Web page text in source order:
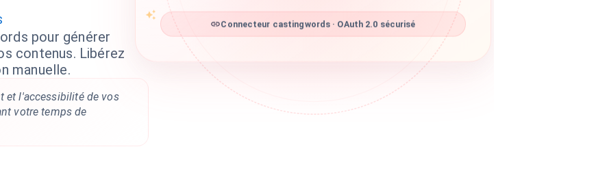
pour générer
contenus. Libérez
manuelle.
et l'accessibilité de vos
votre temps de
Connecteur castingwords · OAuth 2.0 sécurisé